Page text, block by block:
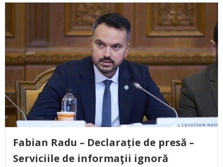
Fabian Radu – Declarație de presă –
Serviciile de informaţii ignoră